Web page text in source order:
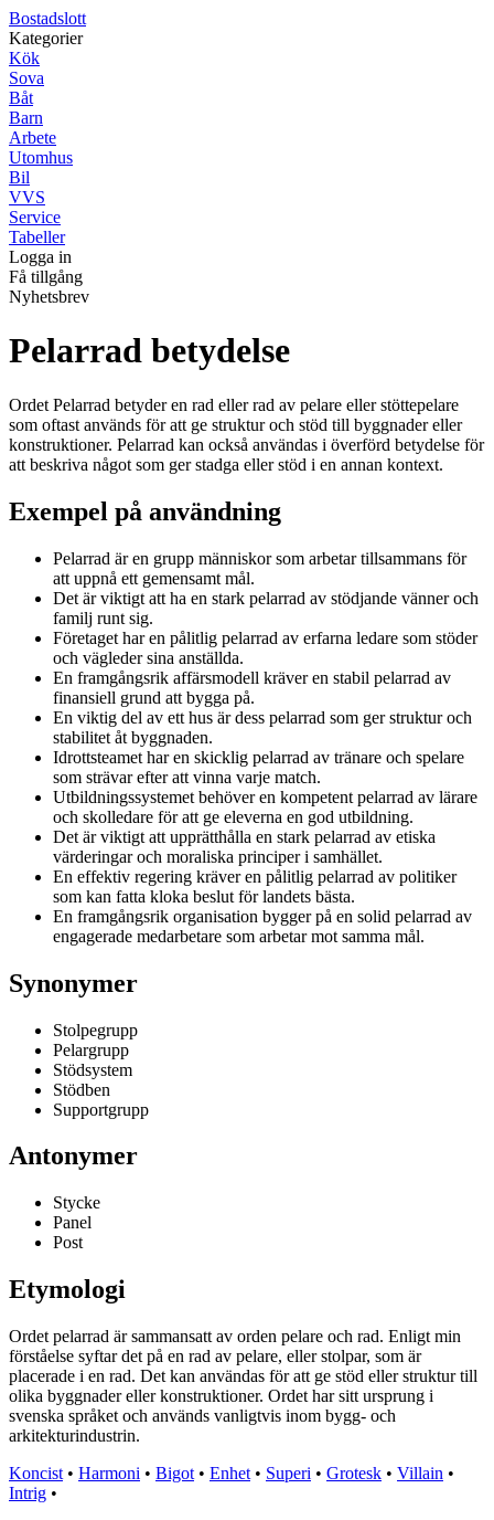
Bostadslott
Kategorier
Kök
Sova
Båt
Barn
Arbete
Utomhus
Bil
VVS
Service
Tabeller
Logga in
Få tillgång
Nyhetsbrev
Pelarrad betydelse
Ordet Pelarrad betyder en rad eller rad av pelare eller stöttepelare
som oftast används för att ge struktur och stöd till byggnader eller
konstruktioner. Pelarrad kan också användas i överförd betydelse för
att beskriva något som ger stadga eller stöd i en annan kontext.
Exempel på användning
Pelarrad är en grupp människor som arbetar tillsammans för
att uppnå ett gemensamt mål.
Det är viktigt att ha en stark pelarrad av stödjande vänner och
familj runt sig.
Företaget har en pålitlig pelarrad av erfarna ledare som stöder
och vägleder sina anställda.
En framgångsrik affärsmodell kräver en stabil pelarrad av
finansiell grund att bygga på.
En viktig del av ett hus är dess pelarrad som ger struktur och
stabilitet åt byggnaden.
Idrottsteamet har en skicklig pelarrad av tränare och spelare
som strävar efter att vinna varje match.
Utbildningssystemet behöver en kompetent pelarrad av lärare
och skolledare för att ge eleverna en god utbildning.
Det är viktigt att upprätthålla en stark pelarrad av etiska
värderingar och moraliska principer i samhället.
En effektiv regering kräver en pålitlig pelarrad av politiker
som kan fatta kloka beslut för landets bästa.
En framgångsrik organisation bygger på en solid pelarrad av
engagerade medarbetare som arbetar mot samma mål.
Synonymer
Stolpegrupp
Pelargrupp
Stödsystem
Stödben
Supportgrupp
Antonymer
Stycke
Panel
Post
Etymologi
Ordet pelarrad är sammansatt av orden pelare och rad. Enligt min
förståelse syftar det på en rad av pelare, eller stolpar, som är
placerade i en rad. Det kan användas för att ge stöd eller struktur till
olika byggnader eller konstruktioner. Ordet har sitt ursprung i
svenska språket och används vanligtvis inom bygg- och
arkitekturindustrin.
Koncist • Harmoni • Bigot • Enhet • Superi • Grotesk • Villain •
Intrig •